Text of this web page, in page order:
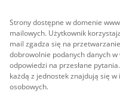
Strony dostępne w domenie
mailowych. Użytkownik
mail zgadza się na
dobrowolnie podanych danych
odpowiedzi na przesłane
każdą z jednostek znajdują się
osobowych.